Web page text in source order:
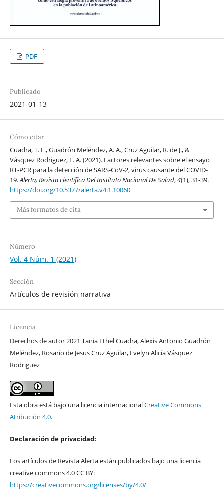
PDF
Publicado
2021-01-13
Cómo citar
Cuadra, T. E., Guadrón Meléndez, A. A., Cruz Aguilar, R. de J., &
Vásquez Rodriguez, E. A. (2021). Factores relevantes sobre el ensayo
RT-PCR para la detección de SARS-CoV-2, virus causante del COVID-
19.Alerta, Revista científica Del Instituto Nacional De Salud,4(1), 31-39.
https://doi.org/10.5377/alerta.v4i1.10060
Más formatos de cita
Número
Vol. 4 Núm. 1 (2021)
Sección
Artículos de revisión narrativa
Licencia
Derechos de autor 2021 Tania Ethel Cuadra, Alexis Antonio Guadrón
Meléndez, Rosario de Jesus Cruz Aguilar, Evelyn Alicia Vásquez
Rodriguez
Esta obra está bajo una licencia internacionalCreative Commons
Atribución 4.0.
Declaración de privacidad:
Los artículos de Revista Alerta están publicados bajo una licencia
creative commons 4.0 CC BY:
https://creativecommons.org/licenses/by/4.0/